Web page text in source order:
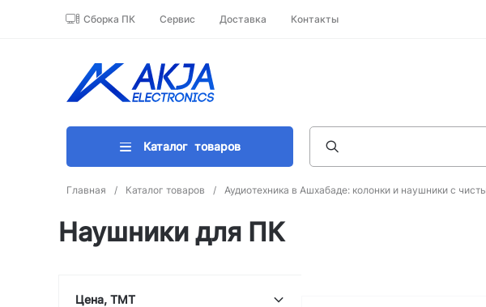
Сборка ПК Сервис Доставка Контакты
Каталог товаров
Главная / Каталог товаров / Аудиотехника в Ашхабаде: колонки и наушники с
Наушники для ПК
Цена, TMT